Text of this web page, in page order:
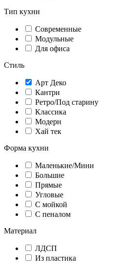
Тип кухни
Современные
Модульные
Для офиса
Стиль
Арт Деко
Кантри
Ретро/Под старину
Классика
Модерн
Хай тек
Форма кухни
Маленькие/Мини
Большие
Прямые
Угловые
С мойкой
С пеналом
Материал
ЛДСП
Из пластика